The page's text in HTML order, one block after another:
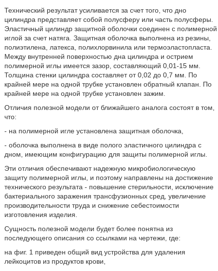
Технический результат усиливается за счет того, что дно
цилиндра представляет собой полусферу или часть полусферы.
Эластичный цилиндр защитной оболочки соединен с полимерной
иглой за счет натяга. Защитная оболочка выполнена из резины,
полиэтилена, латекса, полихлорвинила или термоэластопласта.
Между внутренней поверхностью дна цилиндра и острием
полимерной иглы имеется зазор, составляющий 0,01-15 мм.
Толщина стенки цилиндра составляет от 0,02 до 0,7 мм. По
крайней мере на одной трубке установлен обратный клапан. По
крайней мере на одной трубке установлен зажим.
Отличия полезной модели от ближайшего аналога состоят в том,
что:
- на полимерной игле установлена защитная оболочка,
- оболочка выполнена в виде полого эластичного цилиндра с
дном, имеющим конфигурацию для защиты полимерной иглы.
Эти отличия обеспечивают надежную микробиологическую
защиту полимерной иглы, и поэтому направлены на достижение
технического результата - повышение стерильности, исключение
бактериального заражения трансфузионных сред, увеличение
производительности труда и снижение себестоимости
изготовления изделия.
Сущность полезной модели будет более понятна из
последующего описания со ссылками на чертежи, где:
на фиг. 1 приведен общий вид устройства для удаления
лейкоцитов из продуктов крови,